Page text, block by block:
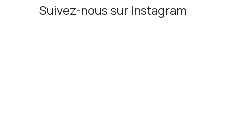
Suivez-nous sur Instagram